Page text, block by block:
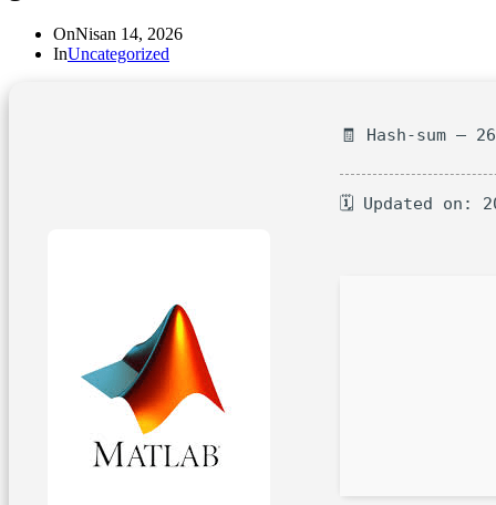
OnNisan 14, 2026
InUncategorized
🧾 Hash-sum —
🗓 Updated on: